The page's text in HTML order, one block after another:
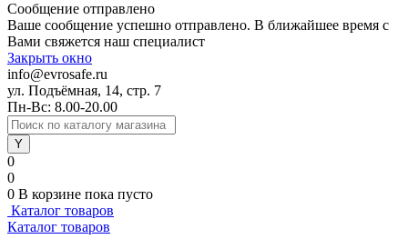
Сообщение отправлено
Ваше сообщение успешно отправлено. В ближайшее время с
Вами свяжется наш специалист
Закрыть окно
info@evrosafe.ru
ул. Подъёмная, 14, стр. 7
Пн-Вс: 8.00-20.00
0
0
0 В корзине пока пусто
Каталог товаров
Каталог товаров